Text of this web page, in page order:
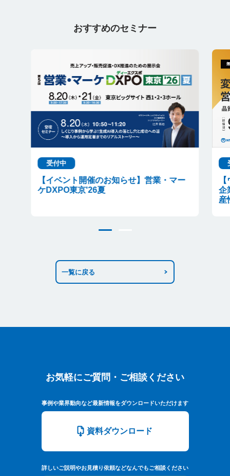
おすすめのセミナー
受付中
【イベント開催のお知らせ】営業・マー
ケDXPO東京'26夏
企
産
一覧に戻る
お気軽にご質問・ご相談ください
お気軽にご質問・ご相談ください
事例や業界動向など最新情報をダウンロードいただけます
資料ダウンロード
詳しいご説明やお見積り依頼などなんでもご相談ください